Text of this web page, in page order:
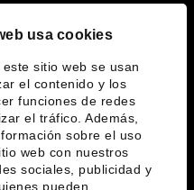
usa cookies
sitio web se usan
el contenido y los
funciones de redes
el tráfico. Además,
sobre el uso
web con nuestros
sociales, publicidad y
pueden